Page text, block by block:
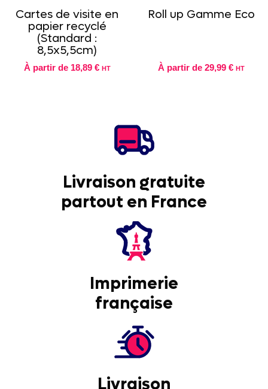
Cartes de visite en
papier recyclé
(Standard :
8,5x5,5cm)
À partir de 18,89 € HT
Roll up Gamme Eco
À partir de 29,99 € HT
Livraison gratuite
partout en France
Imprimerie
française
Livraison